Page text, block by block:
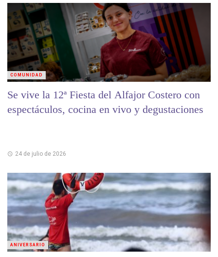
Se vive la 12ª Fiesta del Alfajor Costero con
espectáculos, cocina en vivo y degustaciones
24 de julio de 2026
COMUNIDAD
ANIVERSARIO